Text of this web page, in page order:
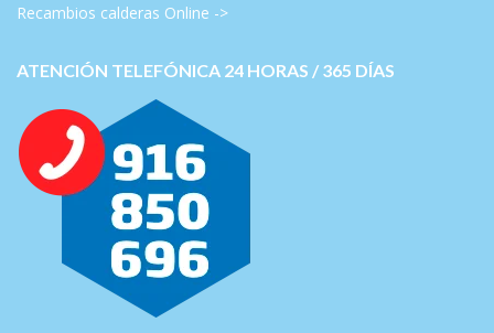
Recambios calderas Online ->
ATENCIÓN TELEFÓNICA 24 HORAS / 365 DÍAS